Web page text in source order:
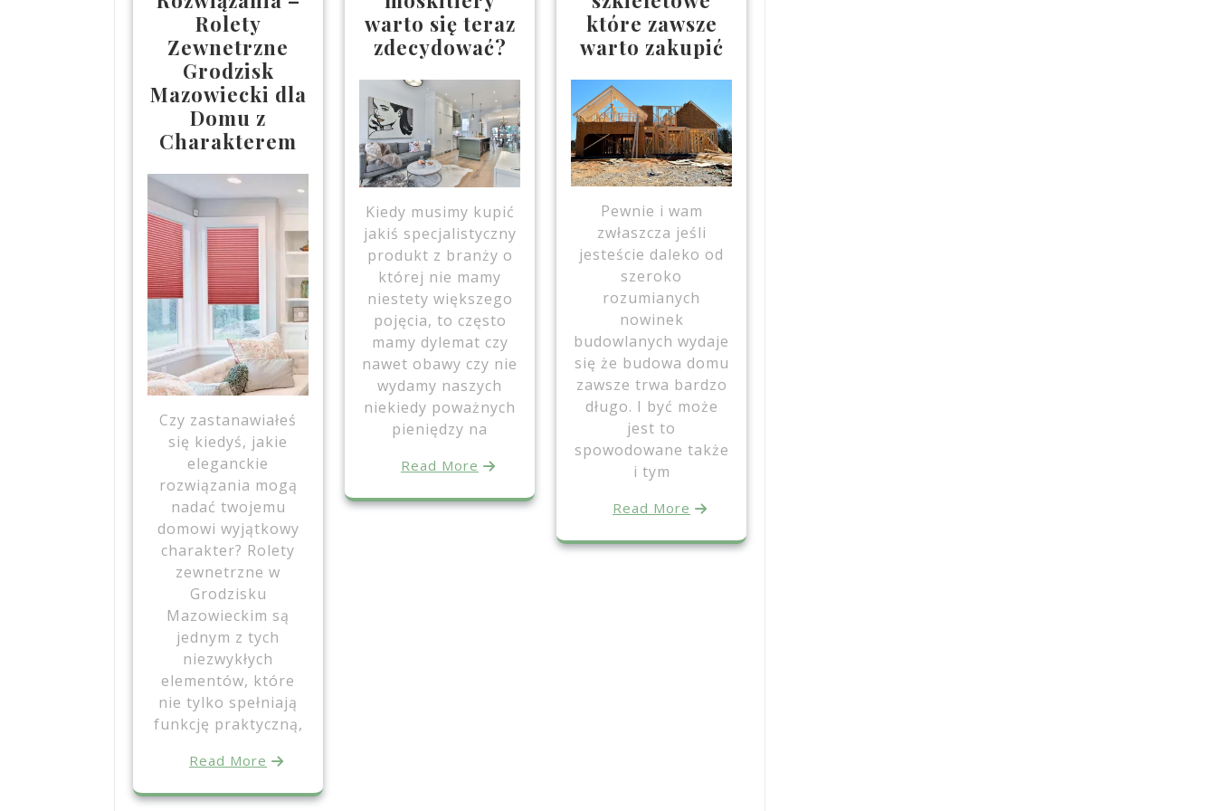
Rolety
Zewnetrzne
Grodzisk
Mazowiecki dla
Domu z
Charakterem
Czy zastanawiałeś
się kiedyś, jakie
eleganckie
rozwiązania mogą
nadać twojemu
domowi wyjątkowy
charakter? Rolety
zewnetrzne w
Grodzisku
Mazowieckim są
jednym z tych
niezwykłych
elementów, które
nie tylko spełniają
funkcję praktyczną,
Read More
warto się teraz
zdecydować?
Kiedy musimy kupić
jakiś specjalistyczny
produkt z branży o
której nie mamy
niestety większego
pojęcia, to często
mamy dylemat czy
nawet obawy czy nie
wydamy naszych
niekiedy poważnych
pieniędzy na
Read More
które zawsze
warto zakupić
Pewnie i wam
zwłaszcza jeśli
jesteście daleko od
szeroko
rozumianych
nowinek
budowlanych wydaje
się że budowa domu
zawsze trwa bardzo
długo. I być może
jest to
spowodowane także
i tym
Read More